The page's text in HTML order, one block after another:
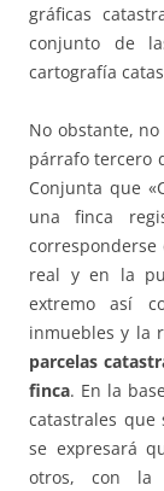
gráficas
conjunto de
cartografía
No obstante,
párrafo tercero
Conjunta que
una finca
real y en la
extremo así
inmuebles y la r
parcelas
finca. En la
catastrales que
se expresará
otros, con la